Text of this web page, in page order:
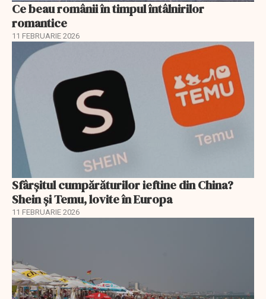
Ce beau românii în timpul întâlnirilor
romantice
11 FEBRUARIE 2026
Sfârșitul cumpărăturilor ieftine din China?
Shein și Temu, lovite în Europa
11 FEBRUARIE 2026